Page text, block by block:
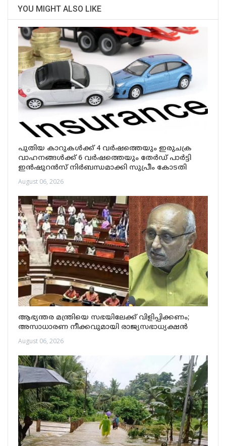
YOU MIGHT ALSO LIKE
പുതിയ കാറുകൾക്ക് 4 വർഷത്തെയും ഇരുചക്ര
വാഹനങ്ങൾക്ക് 6 വർഷത്തെയും തേർഡ് പാർട്ടി
ഇൻഷുറൻസ് നിർബന്ധമാക്കി സുപ്രീം കോടതി
August 06, 2026
ആഭ്യന്തര മന്ത്രിയെ സഭയിലേക്ക് വിളിപ്പിക്കണം;
അസാധാരണ നീക്കവുമായി രാജ്യസഭാധ്യക്ഷൻ
August 06, 2026